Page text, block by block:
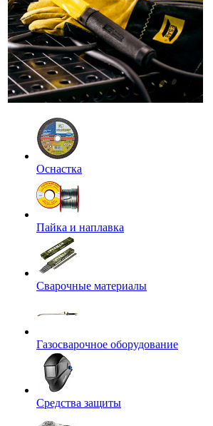
Оснастка
Пайка и наплавка
Сварочные материалы
Газосварочное оборудование
Средства защиты